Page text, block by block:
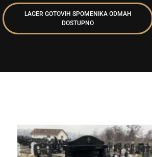
LAGER GOTOVIH SPOMENIKA ODMAH
DOSTUPNO